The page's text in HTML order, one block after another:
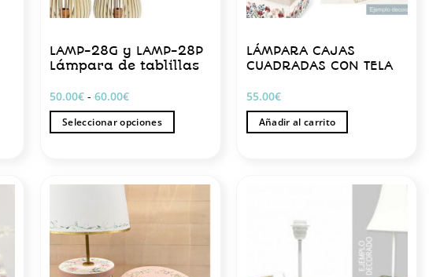
LAMP-28G y LAMP-28P
Lámpara de tablillas
50.00€ - 60.00€Rango
precios:
desde
Seleccionar opciones
Las
opciones
se
LÁMPARA CAJAS
CUADRADAS CON TELA
55.00€
Añadir al carrito